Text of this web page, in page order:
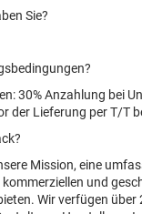
Sie?
30% Anzahlung bei
der Lieferung per T/T
Mission, eine
und
Wir verfügen über